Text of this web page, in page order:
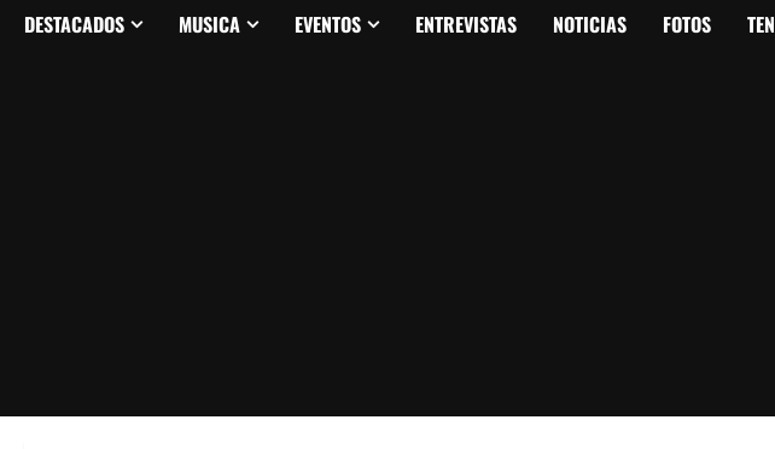
DESTACADOS MUSICA EVENTOS ENTREVISTAS NOTICIAS FOTOS